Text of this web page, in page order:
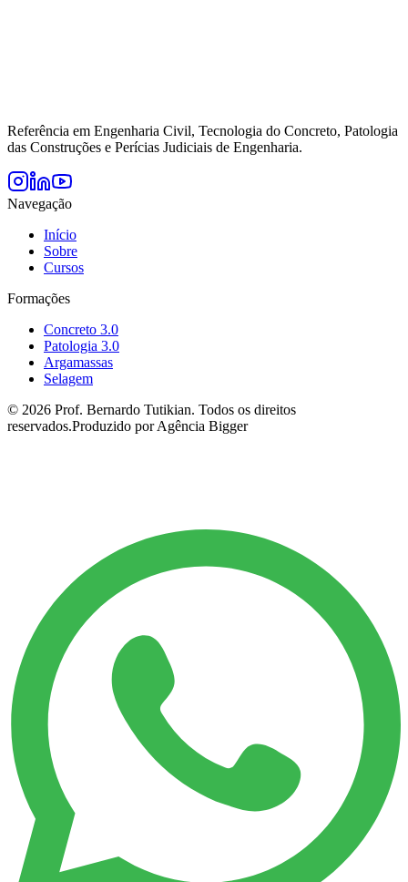
Referência em Engenharia Civil, Tecnologia do Concreto, Patologia
das Construções e Perícias Judiciais de Engenharia.
Navegação
Início
Sobre
Cursos
Formações
Concreto 3.0
Patologia 3.0
Argamassas
Selagem
© 2026 Prof. Bernardo Tutikian. Todos os direitos
reservados.Produzido por Agência Bigger